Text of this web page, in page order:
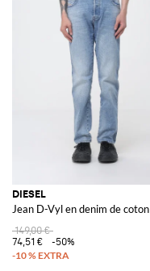
DIESEL
Jean D-Vyl en denim de coton
149,00 €
74,51 €
-50%